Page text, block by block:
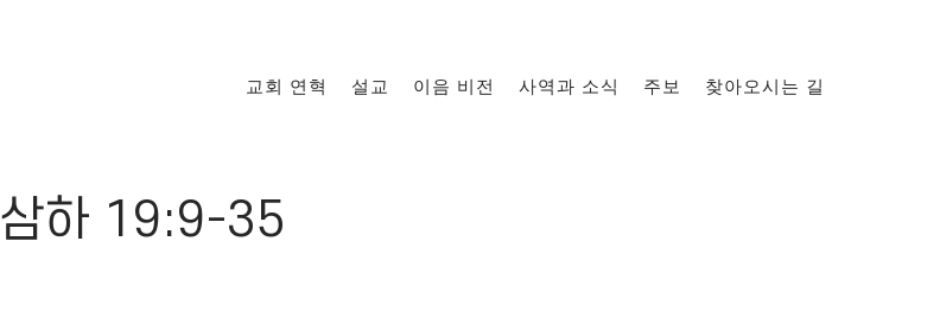
교회 연혁 설교 이음 비전 사역과 소식 주보 찾아오시는 길
삼하 19:9-35